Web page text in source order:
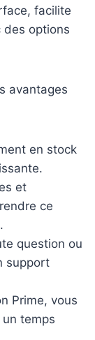
facilite
des options
avantages
en stock
et
ce
question ou
support
Prime, vous
temps